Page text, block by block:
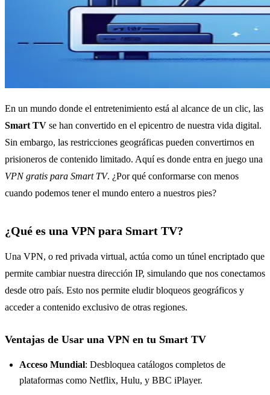
En un mundo donde el entretenimiento está al alcance de un clic, las
Smart TV se han convertido en el epicentro de nuestra vida digital.
Sin embargo, las restricciones geográficas pueden convertirnos en
prisioneros de contenido limitado. Aquí es donde entra en juego una
VPN gratis para Smart TV. ¿Por qué conformarse con menos
cuando podemos tener el mundo entero a nuestros pies?
¿Qué es una VPN para Smart TV?
Una VPN, o red privada virtual, actúa como un túnel encriptado que
permite cambiar nuestra dirección IP, simulando que nos conectamos
desde otro país. Esto nos permite eludir bloqueos geográficos y
acceder a contenido exclusivo de otras regiones.
Ventajas de Usar una VPN en tu Smart TV
Acceso Mundial: Desbloquea catálogos completos de
plataformas como Netflix, Hulu, y BBC iPlayer.